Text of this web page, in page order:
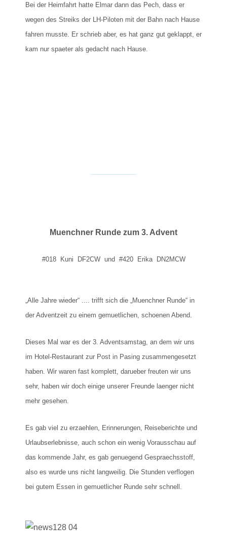
Bei der Heimfahrt hatte Elmar dann das Pech, dass er
wegen des Streiks der LH-Piloten mit der Bahn nach Hause
fahren musste. Er schrieb aber, es hat ganz gut geklappt, er
kam nur spaeter als gedacht nach Hause.
Muenchner Runde zum 3. Advent
#018 Kuni DF2CW und #420 Erika DN2MCW
„Alle Jahre wieder“ .... trifft sich die „Muenchner Runde“ in
der Adventzeit zu einem gemuetlichen, schoenen Abend.
Dieses Mal war es der 3. Adventsamstag, an dem wir uns
im Hotel-Restaurant zur Post in Pasing zusammengesetzt
haben. Wir waren fast komplett, darueber freuten wir uns
sehr, haben wir doch einige unserer Freunde laenger nicht
mehr gesehen.
Es gab viel zu erzaehlen, Erinnerungen, Reiseberichte und
Urlaubserlebnisse, auch schon ein wenig Vorausschau auf
das kommende Jahr, es gab genuegend Gespraechsstoff,
also es wurde uns nicht langweilig. Die Stunden verflogen
bei gutem Essen in gemuetlicher Runde sehr schnell.